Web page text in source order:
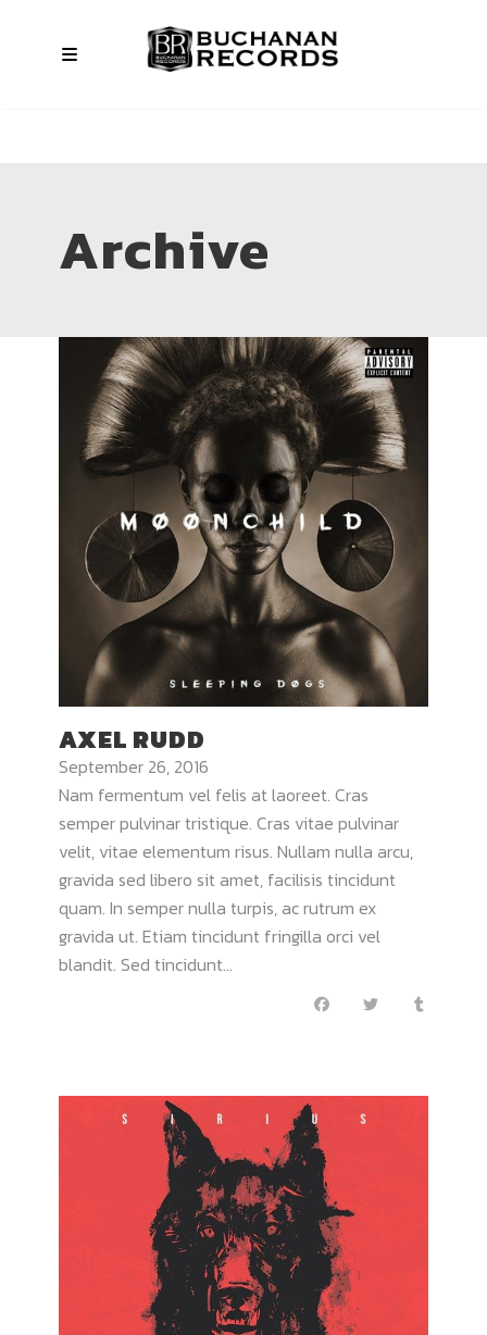
Archive
AXEL RUDD
September 26, 2016
Nam fermentum vel felis at laoreet. Cras
semper pulvinar tristique. Cras vitae pulvinar
velit, vitae elementum risus. Nullam nulla arcu,
gravida sed libero sit amet, facilisis tincidunt
quam. In semper nulla turpis, ac rutrum ex
gravida ut. Etiam tincidunt fringilla orci vel
blandit. Sed tincidunt...